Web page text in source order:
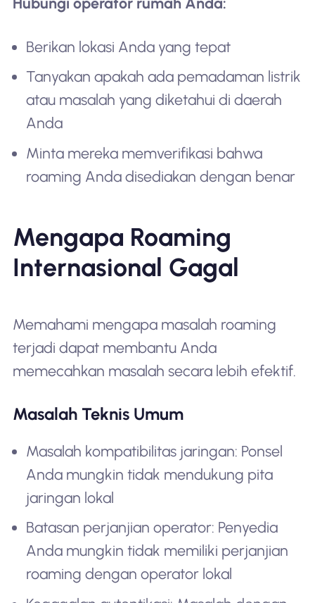
Berikan lokasi Anda yang tepat
Tanyakan apakah ada pemadaman listrik
atau masalah yang diketahui di daerah
Anda
Minta mereka memverifikasi bahwa
roaming Anda disediakan dengan benar
Mengapa Roaming
Internasional Gagal
Memahami mengapa masalah roaming
terjadi dapat membantu Anda
memecahkan masalah secara lebih efektif.
Masalah Teknis Umum
Masalah kompatibilitas jaringan: Ponsel
Anda mungkin tidak mendukung pita
jaringan lokal
Batasan perjanjian operator: Penyedia
Anda mungkin tidak memiliki perjanjian
roaming dengan operator lokal